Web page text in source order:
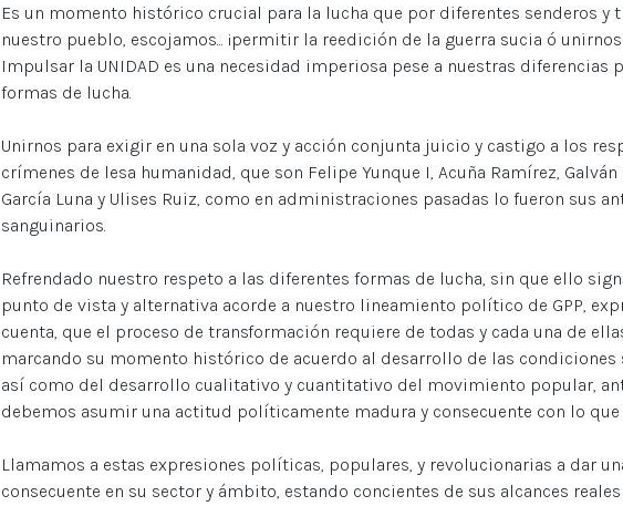
Es un momento histórico crucial para la lucha que por diferentes senderos y
nuestro pueblo, escojamos... ¡permitir la reedición de la guerra sucia ó
Impulsar la UNIDAD es una necesidad imperiosa pese a nuestras diferencias
formas de lucha.
Unirnos para exigir en una sola voz y acción conjunta juicio y castigo a los
crímenes de lesa humanidad, que son Felipe Yunque I, Acuña Ramírez, Galván
García Luna y Ulises Ruiz, como en administraciones pasadas lo fueron sus
sanguinarios.
Refrendado nuestro respeto a las diferentes formas de lucha, sin que ello
punto de vista y alternativa acorde a nuestro lineamiento político de GPP,
cuenta, que el proceso de transformación requiere de todas y cada una de
marcando su momento histórico de acuerdo al desarrollo de las
así como del desarrollo cualitativo y cuantitativo del movimiento popular,
debemos asumir una actitud políticamente madura y consecuente con lo que
Llamamos a estas expresiones políticas, populares, y revolucionarias a dar
consecuente en su sector y ámbito, estando concientes de sus alcances